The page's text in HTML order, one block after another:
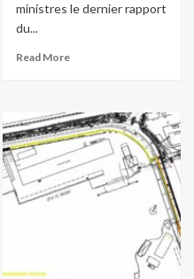
ministres le dernier rapport
du...
Read More